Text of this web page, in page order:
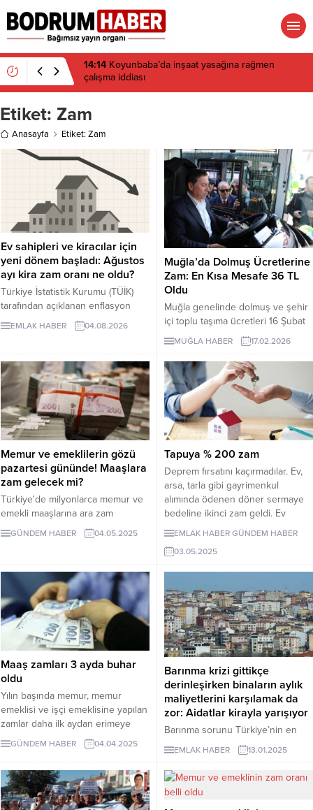
06:06Altın Portakal’da Jüri Başkanı belli oldu
Etiket: Zam
Anasayfa Etiket: Zam
Ev sahipleri ve kiracılar için
yeni dönem başladı: Ağustos
ayı kira zam oranı ne oldu?
Türkiye İstatistik Kurumu (TÜİK)
tarafından açıklanan enflasyon
verileriyle ağustos ayı kira zam
tavanı yüzde 31.90 olarak
için yeni dönem resmen başladı.
EMLAK HABER 04.08.2026
Muğla’da Dolmuş Ücretlerine
Zam: En Kısa Mesafe 36 TL
Oldu
Muğla genelinde dolmuş ve şehir
içi toplu taşıma ücretleri 16 Şubat
2026 itibarıyla güncellendi. En
kısa mesafe 36 TL, öğrenci 20 TL,
öğretmen 28 TL oldu.
MUĞLA HABER 17.02.2026
Memur ve emeklilerin gözü
pazartesi gününde! Maaşlara
zam gelecek mi?
Türkiye'de milyonlarca memur ve
emekli maaşlarına ara zam
yapılacak mı sorusuna cevap
arıyor. Maaş zamlarını doğrudan
pazartesi günü açıklanacak.
Yapılması beklenen zamlar ise 3
Aylık enflasyon verisine göre
belirlenecek
GÜNDEM HABER 04.05.2025
Tapuya % 200 zam
Deprem fırsatını kaçırmadılar. Ev,
arsa, tarla gibi gayrimenkul
alımında ödenen döner sermaye
bedeline ikinci zam geldi. Ev
alanların ödediği 2 bin 466 liralık
bin 324 liraya çıktı.
EMLAK HABER GÜNDEM HABER
03.05.2025
Maaş zamları 3 ayda buhar
oldu
Yılın başında memur, memur
emeklisi ve işçi emeklisine yapılan
zamlar daha ilk aydan erimeye
başlarken, üçüncü ayın sonunda
GÜNDEM HABER 04.04.2025
Barınma krizi gittikçe
derinleşirken binaların aylık
maliyetlerini karşılamak da
zor: Aidatlar kirayla yarışıyor
Barınma sorunu Türkiye’nin en
önemli sorunlarından biri haline
geldi. Son dönemde ev fiyatları ve
kiralardaki artış gündemdeyken
site ve apartman aidatları da cep
EMLAK HABER 13.01.2025